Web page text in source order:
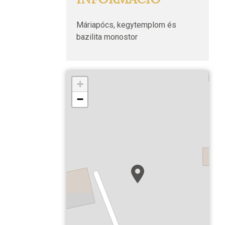
Máriapócs, kegytemplom és
Máriapócs, kegytemplom és
bazilita monostor
+
−